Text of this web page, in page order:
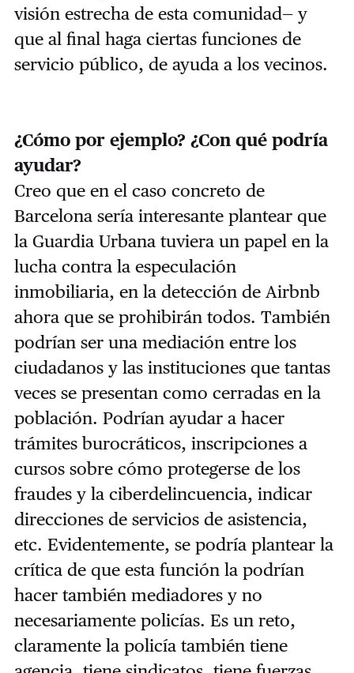
visión estrecha de esta comunidad— y
que al final haga ciertas funciones de
servicio público, de ayuda a los vecinos.
¿Cómo por ejemplo? ¿Con qué podría
ayudar?
Creo que en el caso concreto de
Barcelona sería interesante plantear que
la Guardia Urbana tuviera un papel en la
lucha contra la especulación
inmobiliaria, en la detección de Airbnb
ahora que se prohibirán todos. También
podrían ser una mediación entre los
ciudadanos y las instituciones que tantas
veces se presentan como cerradas en la
población. Podrían ayudar a hacer
trámites burocráticos, inscripciones a
cursos sobre cómo protegerse de los
fraudes y la ciberdelincuencia, indicar
direcciones de servicios de asistencia,
etc. Evidentemente, se podría plantear la
crítica de que esta función la podrían
hacer también mediadores y no
necesariamente policías. Es un reto,
claramente la policía también tiene